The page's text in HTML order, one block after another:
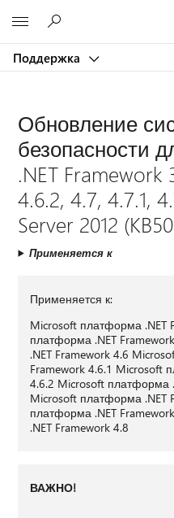
Поддержка
Обновление
безопасности
.NET Framework
4.6.2, 4.7, 4.7.1,
Server 2012
Применяется к
Применяется к:
Microsoft платформа .NET
платформа .NET
.NET Framework 4.6
Framework 4.6.1 Microsoft
4.6.2 Microsoft платформа
Microsoft платформа .NET
платформа .NET
.NET Framework 4.8
ВАЖНО!